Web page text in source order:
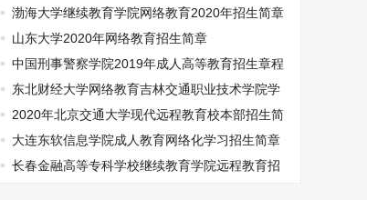
渤海大学继续教育学院网络教育2020年招生简章
山东大学2020年网络教育招生简章
中国刑事警察学院2019年成人高等教育招生章程
东北财经大学网络教育吉林交通职业技术学院学
习中心招生简章
2020年北京交通大学现代远程教育校本部招生简
章大连东软信息学院成人教育网络化学习招生简章
(本/专科)
长春金融高等专科学校继续教育学院远程教育招